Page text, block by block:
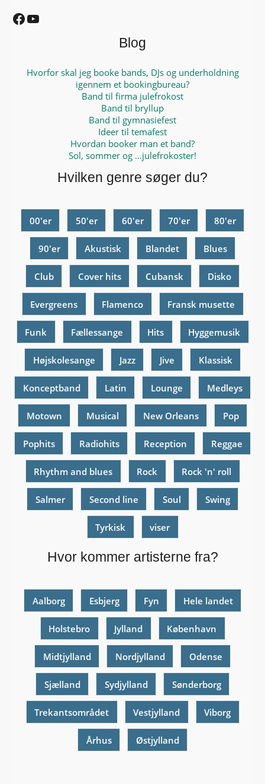
Facebook
Blog
Hvorfor skal jeg booke bands, DJs og underholdning
igennem et bookingbureau?
Band til firma julefrokost
Band til bryllup
Band til gymnasiefest
Ideer til temafest
Hvordan booker man et band?
Sol, sommer og …julefrokoster!
Hvilken genre søger du?
00'er 50'er 60'er 70'er 80'er
90'er Akustisk Blandet Blues
Club Cover hits Cubansk Disko
Evergreens Flamenco Fransk musette
Funk Fællessange Hits Hyggemusik
Højskolesange Jazz Jive Klassisk
Konceptband Latin Lounge Medleys
Motown Musical New Orleans Pop
Pophits Radiohits Reception Reggae
Rhythm and blues Rock Rock 'n' roll
Salmer Second line Soul Swing
Tyrkisk viser
Hvor kommer artisterne fra?
Aalborg Esbjerg Fyn Hele landet
Holstebro Jylland København
Midtjylland Nordjylland Odense
Sjælland Sydjylland Sønderborg
Trekantsområdet Vestjylland Viborg
Århus Østjylland